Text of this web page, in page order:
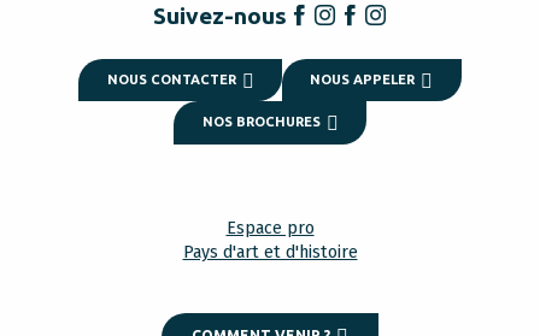
Suivez-nous
NOUS CONTACTER NOUS APPELER
NOS BROCHURES
Espace pro
Pays d'art et d'histoire